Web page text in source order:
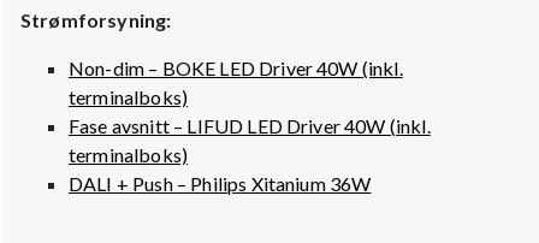
Strømforsyning:
Non-dim – BOKE LED Driver 40W (inkl.
terminalboks)
Fase avsnitt – LIFUD LED Driver 40W (inkl.
terminalboks)
DALI + Push – Philips Xitanium 36W